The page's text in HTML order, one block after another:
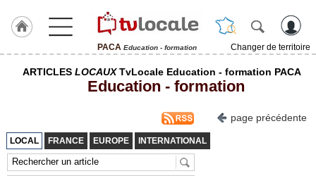
PACA Education - formation
Changer de territoire
J'adhère
TvLocale
France
ARTICLES LOCAUXTvLocale Education - formation PACA
Education - formation
page précédente
LOCAL FRANCE EUROPE INTERNATIONAL